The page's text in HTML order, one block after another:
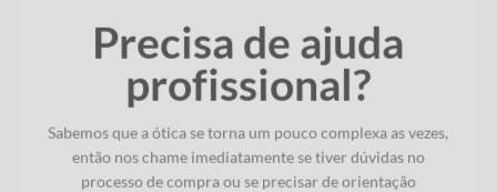
Precisa de ajuda
profissional?
Sabemos que a ótica se torna um pouco complexa as vezes,
então nos chame imediatamente se tiver dúvidas no
processo de compra ou se precisar de orientação